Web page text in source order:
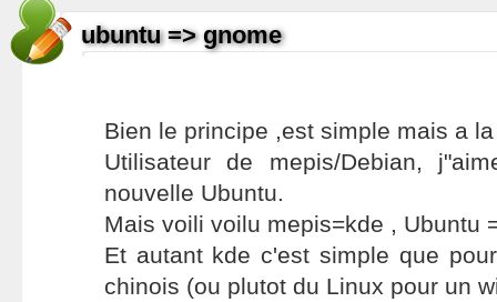
ubuntu => gnome
Bien le principe ,est simple mais a
Utilisateur de mepis/Debian,
nouvelle Ubuntu.
Mais voili voilu mepis=kde , Ubuntu
Et autant kde c'est simple que
chinois (ou plutot du Linux pour un